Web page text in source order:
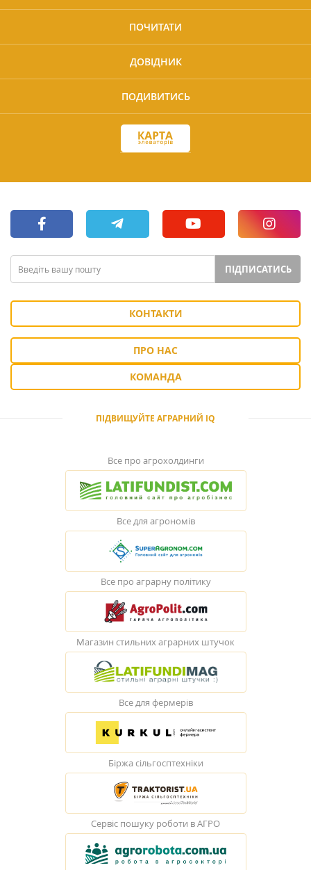
ПОЧИТАТИ
ДОВІДНИК
ПОДИВИТИСЬ
ПІДПИСАТИСЬ
КОНТАКТИ
ПРО НАС
КОМАНДА
ПІДВИЩУЙТЕ АГРАРНИЙ IQ
Все про агрохолдинги
Все для агрономів
Все про аграрну політику
Магазин стильних аграрних штучок
Все для фермерів
Біржа сільгосптехніки
Сервіс пошуку роботи в АГРО